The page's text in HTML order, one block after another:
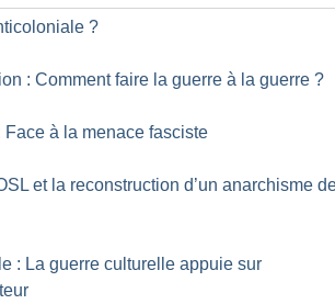
?
: Comment faire la guerre à la guerre ?
Face à la menace fasciste
et la reconstruction d’un anarchisme
: La guerre culturelle appuie sur